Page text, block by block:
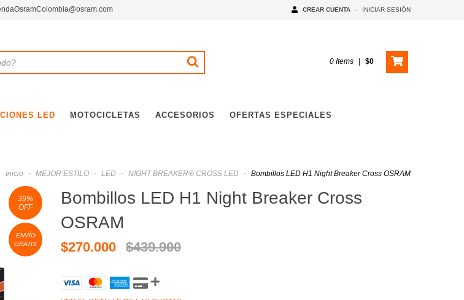
CREAR CUENTA - INICIAR SESIÓN
0Items | $0
LED MOTOCICLETAS ACCESORIOS OFERTAS ESPECIALES
Inicio - MEJOR ESTILO - LED - NIGHT BREAKER® CROSS LED - Bombillos LED H1 Night Breaker Cross OSRAM
39%
OFF
ENVÍO
GRATIS
Bombillos LED H1 Night Breaker Cross
OSRAM
$270.000 $439.900